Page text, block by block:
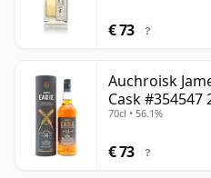
€ 73 ?
Auchroisk
Cask #354547
70cl • 56.1%
€ 73 ?